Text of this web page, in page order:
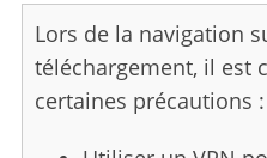
Lors de la navigation
téléchargement, il est
certaines précautions :